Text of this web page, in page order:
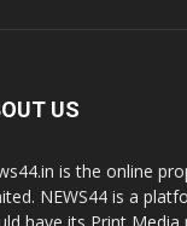
US
is the online
NEWS44 is a